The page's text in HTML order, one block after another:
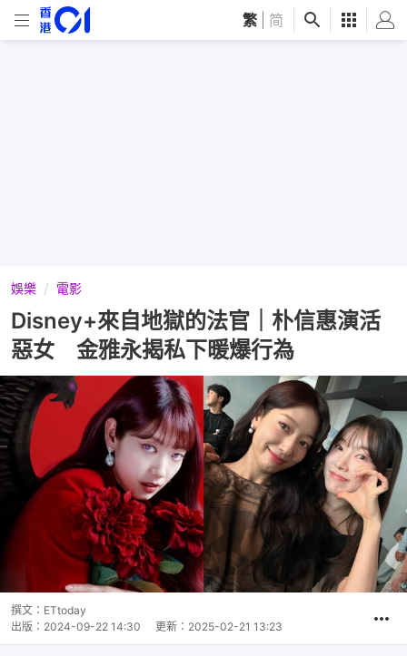
繁 简
娛樂 電影
Disney+來自地獄的法官｜朴信惠演活
惡女 金雅永揭私下暖爆行為
撰文： ETtoday
出版： 2024-09-22 14:30 更新： 2025-02-21 13:23